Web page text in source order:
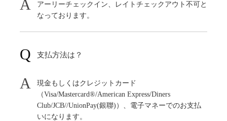
アーリーチェックイン、レイトチェックアウト不可と
なっております。
支払方法は？
現金もしくはクレジットカード
（Visa/Mastercard®/American Express/Diners
Club/JCB//UnionPay(銀聯)）、電子マネーでのお支払
いになります。